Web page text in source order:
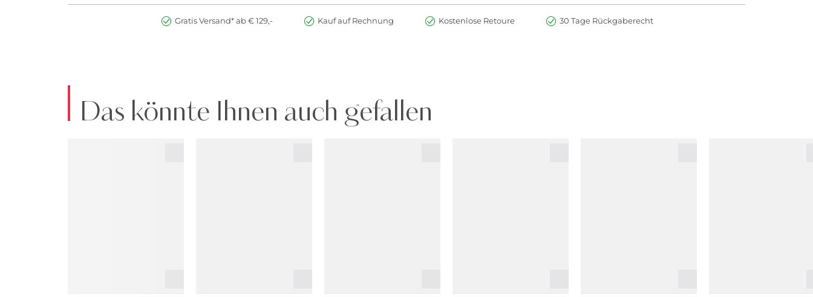
Gratis Versand* ab € 129,- Kauf auf Rechnung Kostenlose Retoure 30 Tage Rückgaberecht
Das könnte Ihnen auch gefallen